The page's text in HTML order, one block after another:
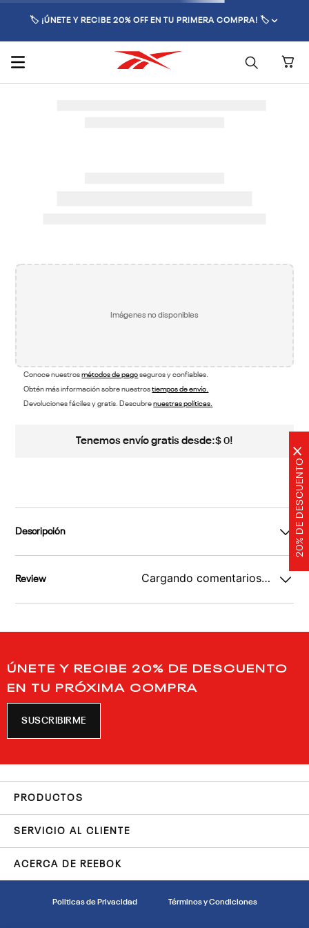
20% DE DESCUENTO
×
🏷️ ¡ÚNETE Y RECIBE 20% OFF EN TU PRIMERA COMPRA! 🏷️
Imágenes no disponibles
Conoce nuestrosmétodos de pagoseguros y confiables.
Obtén más información sobre nuestrostiempos de envío.
Devoluciones fáciles y gratis. Descubrenuestras políticas.
Tenemos envío gratis desde:$ 0!
Descripción
Review Cargando comentarios…
ÚNETE Y RECIBE 20% DE DESCUENTO
EN TU PRÓXIMA COMPRA
SUSCRIBIRME
PRODUCTOS
SERVICIO AL CLIENTE
ACERCA DE REEBOK
Politicas de Privacidad Términos y Condiciones